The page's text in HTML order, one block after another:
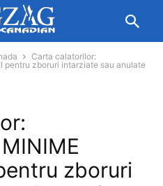
Carta calatorilor:
pentru zboruri intarziate sau anulate
zboruri